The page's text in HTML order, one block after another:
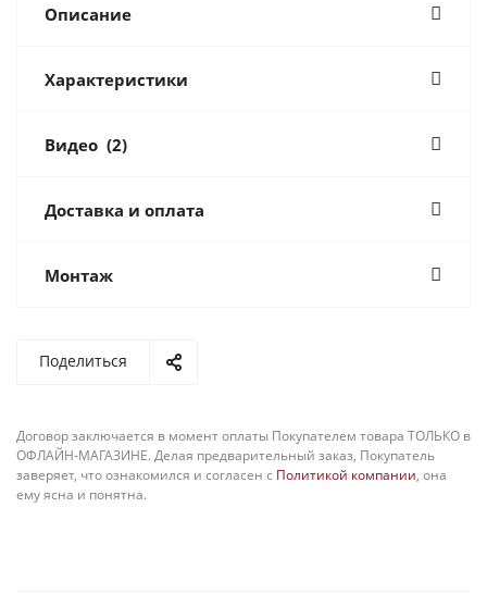
Описание
Характеристики
Видео (2)
Доставка и оплата
Монтаж
Поделиться
Договор заключается в момент оплаты Покупателем товара ТОЛЬКО в
ОФЛАЙН-МАГАЗИНЕ. Делая предварительный заказ, Покупатель
заверяет, что ознакомился и согласен с Политикой компании, она
ему ясна и понятна.